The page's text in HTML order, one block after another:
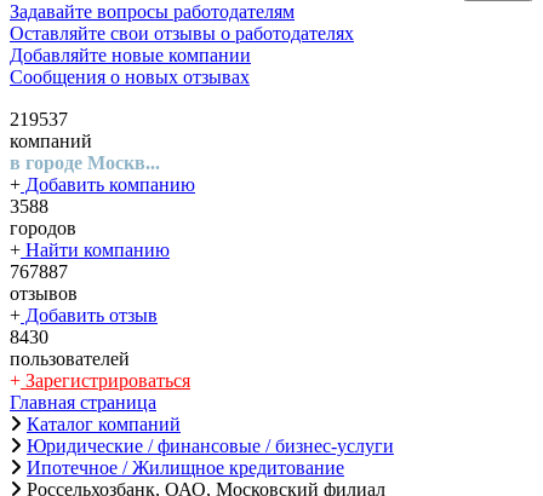
Задавайте вопросы работодателям
Оставляйте свои отзывы о работодателях
Добавляйте новые компании
Сообщения о новых отзывах
219537
компаний
в городе Москв...
+ Добавить компанию
3588
городов
+ Найти компанию
767887
отзывов
+ Добавить отзыв
8430
пользователей
+ Зарегистрироваться
Главная страница
Каталог компаний
Юридические / финансовые / бизнес-услуги
Ипотечное / Жилищное кредитование
Россельхозбанк, ОАО, Московский филиал